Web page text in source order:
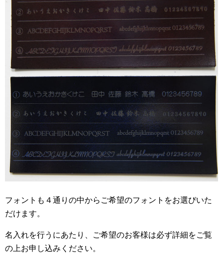
フォントも４通りの中からご希望のフォントをお選びいた
だけます。
名入れを行うにあたり、ご希望のお客様は必ず詳細をご覧
の上お申し込みください。